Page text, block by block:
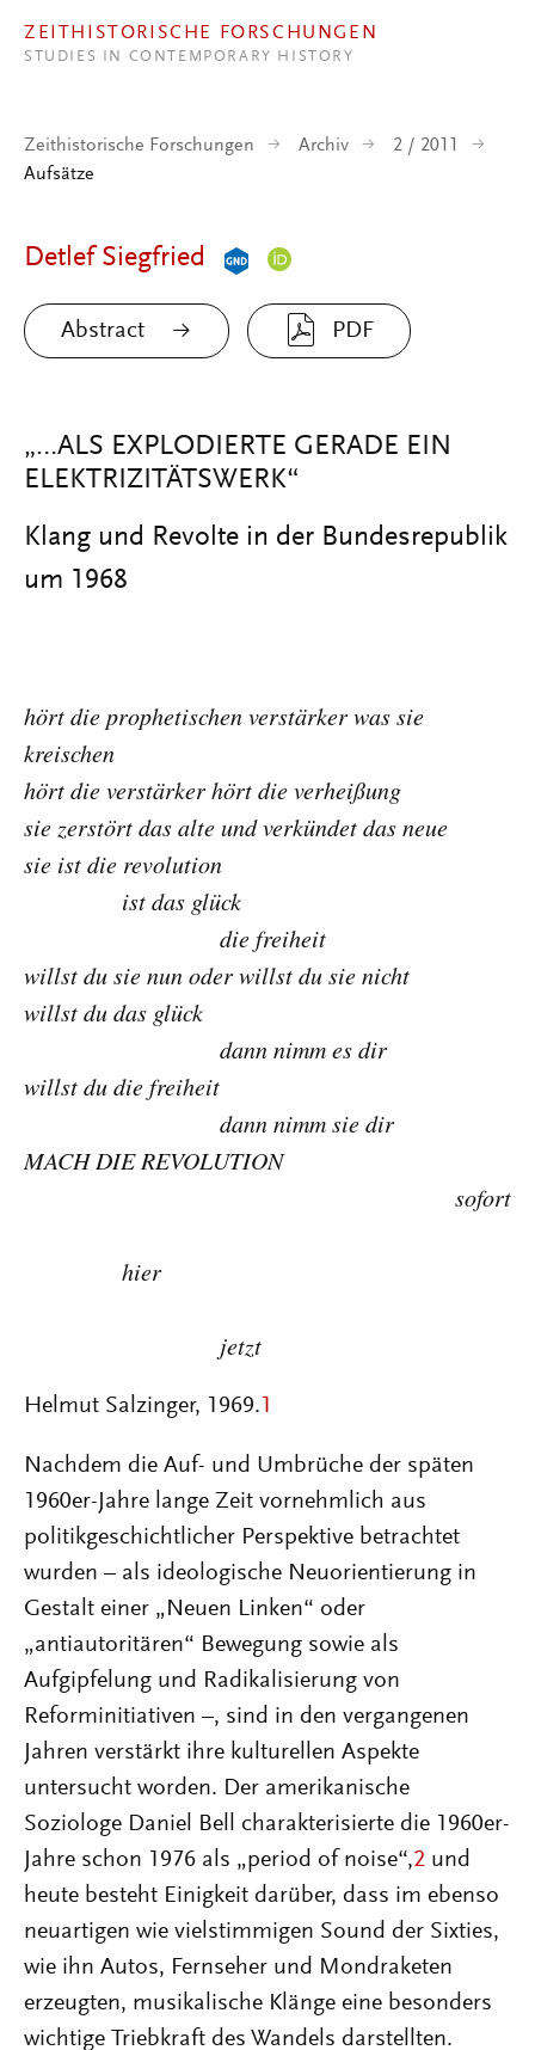
ZEITHISTORISCHE FORSCHUNGEN
STUDIES IN CONTEMPORARY HISTORY
Zeithistorische Forschungen Archiv
2 / 2011
Aufsätze
Detlef Siegfried
Abstract PDF
„…ALS EXPLODIERTE GERADE EIN
ELEKTRIZITÄTSWERK“
Klang und Revolte in der Bundesrepublik
um 1968
hört die prophetischen verstärker was sie
kreischen
hört die verstärker hört die verheißung
sie zerstört das alte und verkündet das neue
sie ist die revolution
ist das glück
die freiheit
willst du sie nun oder willst du sie nicht
willst du das glück
dann nimm es dir
willst du die freiheit
dann nimm sie dir
MACH DIE REVOLUTION
sofort
hier
jetzt
Helmut Salzinger, 1969. 1
Nachdem die Auf- und Umbrüche der späten
1960er-Jahre lange Zeit vornehmlich aus
politikgeschichtlicher Perspektive betrachtet
wurden – als ideologische Neuorientierung in
Gestalt einer „Neuen Linken“ oder
„antiautoritären“ Bewegung sowie als
Aufgipfelung und Radikalisierung von
Reforminitiativen –, sind in den vergangenen
Jahren verstärkt ihre kulturellen Aspekte
untersucht worden. Der amerikanische
Soziologe Daniel Bell charakterisierte die 1960er-
Jahre schon 1976 als „period of noise“,2 und
heute besteht Einigkeit darüber, dass im ebenso
neuartigen wie vielstimmigen Sound der Sixties,
wie ihn Autos, Fernseher und Mondraketen
erzeugten, musikalische Klänge eine besonders
wichtige Triebkraft des Wandels darstellten.